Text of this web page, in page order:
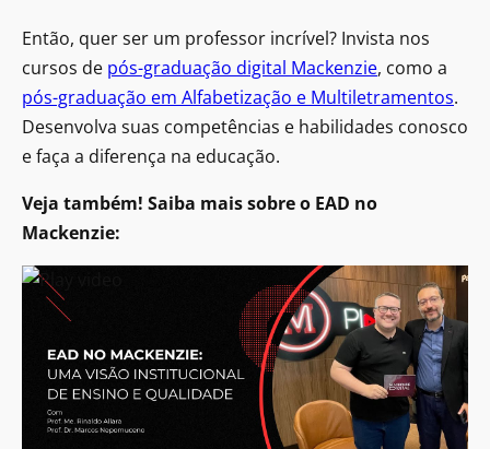
Então, quer ser um professor incrível? Invista nos
cursos de pós-graduação digital Mackenzie, como a
pós-graduação em Alfabetização e Multiletramentos.
Desenvolva suas competências e habilidades conosco
e faça a diferença na educação.
Veja também! Saiba mais sobre o EAD no
Mackenzie: